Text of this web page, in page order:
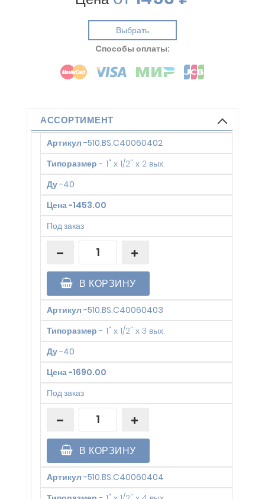
Выбрать
Cпособы оплаты:
АССОРТИМЕНТ
Артикул -510.BS.C40060402
Типоразмер - 1" х 1/2" х 2 вых.
Ду-40
Цена-1453.00
Под заказ
В КОРЗИНУ
Артикул -510.BS.C40060403
Типоразмер - 1" х 1/2" х 3 вых.
Ду-40
Цена-1690.00
Под заказ
В КОРЗИНУ
Артикул -510.BS.C40060404